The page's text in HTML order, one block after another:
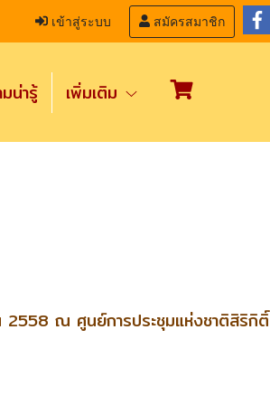
เข้าสู่ระบบ สมัครสมาชิก
น่ารู้ เพิ่มเติม
2558 ณ ศูนย์การประชุมแห่งชาติสิริกิติ์